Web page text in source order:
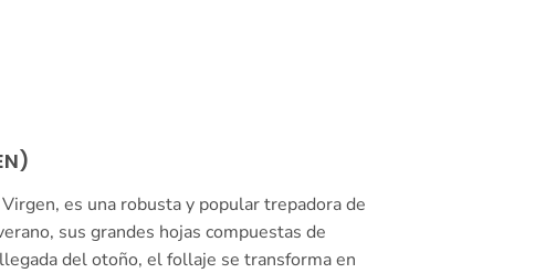
es una robusta y popular trepadora de
sus grandes hojas compuestas de
del otoño, el follaje se transforma en